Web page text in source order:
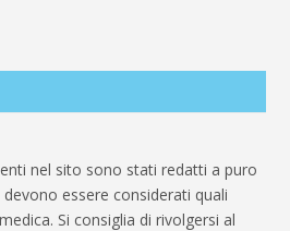
nel sito sono stati redatti a puro
essere considerati quali
Si consiglia di rivolgersi al